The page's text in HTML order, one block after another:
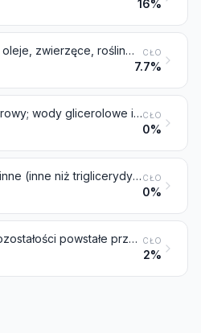
16%
Tłuszcze i oleje, zwierzęce, roślinne lub mikrobiologiczne i ich frakcje, gotowane, utlenione, odwodnione, siarkowane, napowietrzane, polimeryzowane przez ogrzewanie w próżni lub w gazie obojętnym, lub inaczej modyfikowane chemicznie, z wyłączeniem objętych pozycją 1516; niejadalne mieszaniny lub preparaty z tłuszczów lub olejów, zwierzęcych, roślinnych lub mikrobiologicznych, lub z frakcji różnych tłuszczów lub olejów z niniejszego działu, gdzie indziej niewymienione ani niewłączone CŁO
7.7%
Glicerol surowy; wody glicerolowe i ługi gliceroloweCŁO
0%
Woski roślinne (inne niż triglicerydy), wosk pszczeli, pozostałe woski owadzie i spermacet, nawet rafinowane lub barwione CŁO
0%
Degras; pozostałości powstałe przy obróbce substancji tłuszczowych oraz wosków zwierzęcych lub roślinnych CŁO
2%